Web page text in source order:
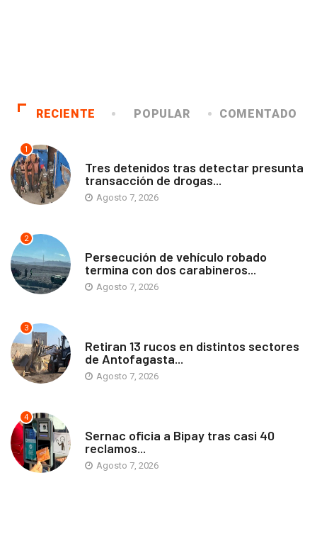
RECIENTE POPULAR COMENTADO
1
Tres detenidos tras detectar presunta
transacción de drogas...
Agosto 7, 2026
2
Persecución de vehículo robado
termina con dos carabineros...
Agosto 7, 2026
3
Retiran 13 rucos en distintos sectores
de Antofagasta...
Agosto 7, 2026
4
Sernac oficia a Bipay tras casi 40
reclamos...
Agosto 7, 2026